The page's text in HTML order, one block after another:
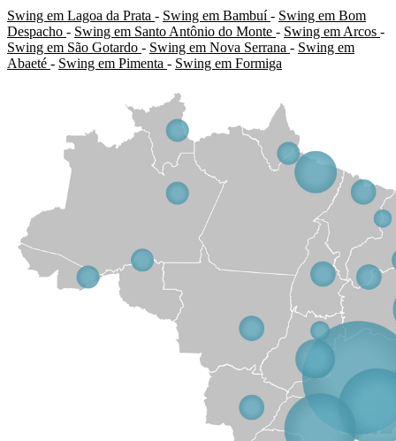
Swing em Lagoa da Prata - Swing em Bambuí- Swing em Bom
Despacho - Swing em Santo Antônio do Monte - Swing em Arcos -
Swing em São Gotardo - Swing em Nova Serrana - Swing em
Abaeté - Swing em Pimenta - Swing em Formiga